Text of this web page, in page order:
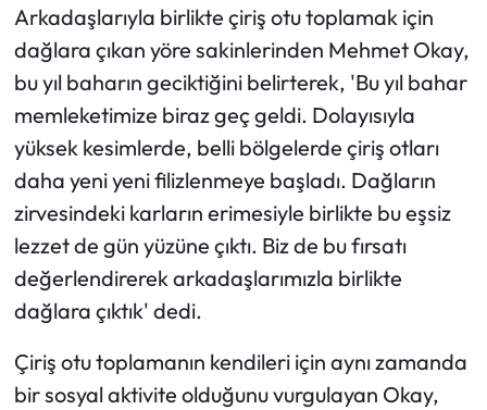
Arkadaşlarıyla birlikte çiriş otu toplamak için
dağlara çıkan yöre sakinlerinden Mehmet Okay,
bu yıl baharın geciktiğini belirterek, 'Bu yıl bahar
memleketimize biraz geç geldi. Dolayısıyla
yüksek kesimlerde, belli bölgelerde çiriş otları
daha yeni yeni filizlenmeye başladı. Dağların
zirvesindeki karların erimesiyle birlikte bu eşsiz
lezzet de gün yüzüne çıktı. Biz de bu fırsatı
değerlendirerek arkadaşlarımızla birlikte
dağlara çıktık' dedi.
Çiriş otu toplamanın kendileri için aynı zamanda
bir sosyal aktivite olduğunu vurgulayan Okay,
Ekonomi
Sağlık
Teknoloji